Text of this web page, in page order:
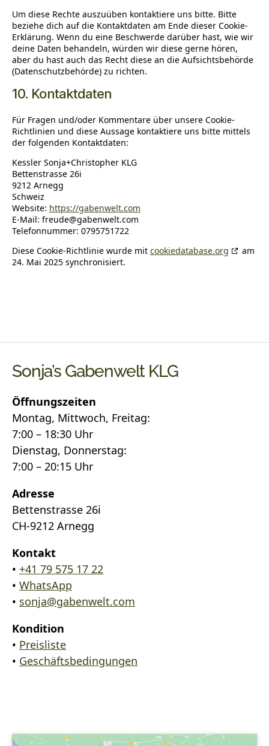
Um diese Rechte auszuüben kontaktiere uns bitte. Bitte
beziehe dich auf die Kontaktdaten am Ende dieser Cookie-
Erklärung. Wenn du eine Beschwerde darüber hast, wie wir
deine Daten behandeln, würden wir diese gerne hören,
aber du hast auch das Recht diese an die Aufsichtsbehörde
(Datenschutzbehörde) zu richten.
10. Kontaktdaten
Für Fragen und/oder Kommentare über unsere Cookie-
Richtlinien und diese Aussage kontaktiere uns bitte mittels
der folgenden Kontaktdaten:
Kessler Sonja+Christopher KLG
Bettenstrasse 26i
9212 Arnegg
Schweiz
Website: https://gabenwelt.com
E-Mail: freude@gabenwelt.com
Telefonnummer: 0795751722
Diese Cookie-Richtlinie wurde mit cookiedatabase.org
am
24. Mai 2025 synchronisiert.
Sonja’s Gabenwelt KLG
Öffnungszeiten
Montag, Mittwoch, Freitag:
7:00 – 18:30 Uhr
Dienstag, Donnerstag:
7:00 – 20:15 Uhr
Adresse
Bettenstrasse 26i
CH-9212 Arnegg
Kontakt
• +41 79 575 17 22
• WhatsApp
• sonja@gabenwelt.com
Kondition
• Preisliste
• Geschäftsbedingungen